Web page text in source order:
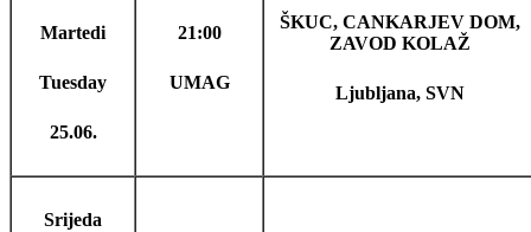
Martedi
Tuesday
25.06.
21:00
UMAG
ŠKUC, CANKARJEV DOM,
ZAVOD KOLAŽ
Ljubljana, SVN
Srijeda